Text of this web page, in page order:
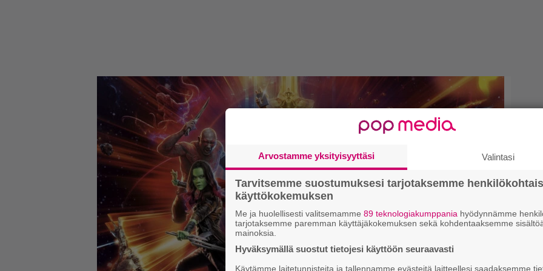
Arvostamme yksityisyyttäsi Valintasi
Tarvitsemme suostumuksesi tarjotaksemme
käyttökokemuksen
Me ja huolellisesti valitsemamme 89 teknologiakumppania hyödynnämme
tarjotaksemme paremman käyttäjäkokemuksen sekä kohdentaaksemme
mainoksia.
Hyväksymällä suostut tietojesi käyttöön seuraavasti
Käytämme laitetunnisteita ja tallennamme evästeitä laitteellesi saadaksemme